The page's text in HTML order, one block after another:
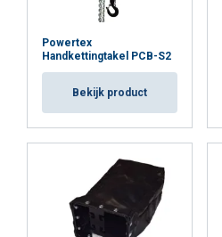
Powertex
Handkettingtakel PCB-S2
Bekijk product